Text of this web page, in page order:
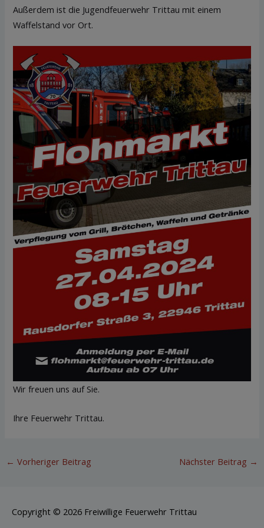
Außerdem ist die Jugendfeuerwehr Trittau mit einem
Waffelstand vor Ort.
Wir freuen uns auf Sie.
Ihre Feuerwehr Trittau.
← Vorheriger Beitrag Nächster Beitrag →
Copyright © 2026 Freiwillige Feuerwehr Trittau